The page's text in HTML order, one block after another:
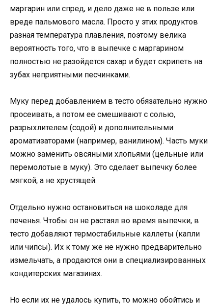
маргарин или спред, и дело даже не в пользе или
вреде пальмового масла. Просто у этих продуктов
разная температура плавления, поэтому велика
вероятность того, что в выпечке с маргарином
полностью не разойдется сахар и будет скрипеть на
зубах неприятными песчинками.
Муку перед добавлением в тесто обязательно нужно
просеивать, а потом ее смешивают с солью,
разрыхлителем (содой) и дополнительными
ароматизаторами (например, ванилином). Часть муки
можно заменить овсяными хлопьями (цельные или
перемолотые в муку). Это сделает выпечку более
мягкой, а не хрустящей.
Отдельно нужно остановиться на шоколаде для
печенья. Чтобы он не растаял во время выпечки, в
тесто добавляют термостабильные каллеты (капли
или чипсы). Их к тому же не нужно предварительно
измельчать, а продаются они в специализированных
кондитерских магазинах.
Но если их не удалось купить, то можно обойтись и